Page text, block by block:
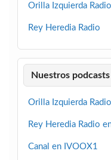
Orilla Izquierda Radio
Rey Heredia Radio
Nuestros podcasts
Orilla Izquierda
Rey Heredia Radio
Canal en IVOOX1